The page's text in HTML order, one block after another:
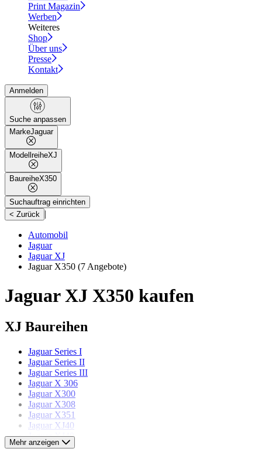
Print Magazin
Werben
Weiteres
Shop
Über uns
Presse
Kontakt
Anmelden
Suche anpassen
MarkeJaguar
ModellreiheXJ
BaureiheX350
Suchauftrag einrichten
< Zurück |
Automobil
Jaguar
Jaguar XJ
Jaguar X350 (7 Angebote)
Jaguar XJ X350 kaufen
XJ Baureihen
Jaguar Series I
Jaguar Series II
Jaguar Series III
Jaguar X 306
Jaguar X300
Jaguar X308
Jaguar X351
Jaguar XJ40
Jaguar XJ40
Mehr anzeigen